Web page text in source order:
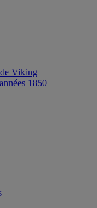
Viking
1850